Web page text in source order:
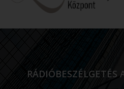
RÁDIÓBESZÉLGETÉS